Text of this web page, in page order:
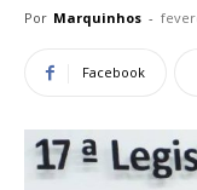
Por Marquinhos -
Facebook